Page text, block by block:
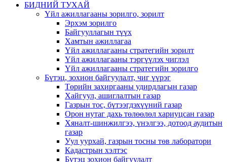
БИДНИЙ ТУХАЙ
Үйл ажиллагааны зорилго, зорилт
Эрхэм зорилго
Байгууллагын түүх
Хамтын ажиллагаа
Үйл ажиллагааны стратегийн зорилт
Үйл ажиллагааны тэргүүлэх чиглэл
Үйл ажиллагааны стратегийн зорилго
Бүтэц, зохион байгуулалт, чиг үүрэг
Төрийн захиргааны удирдлагын газар
Хайгуул, ашиглалтын газар
Газрын тос, бүтээгдэхүүний газар
Орон нутаг дахь төлөөлөл хариуцсан газар
Хяналт-шинжилгээ, үнэлгээ, дотоод аудитын
газар
Уул уурхай, газрын тосны төв лаборатори
Кадастрын хэлтэс
Бүтэц зохион байгуулалт